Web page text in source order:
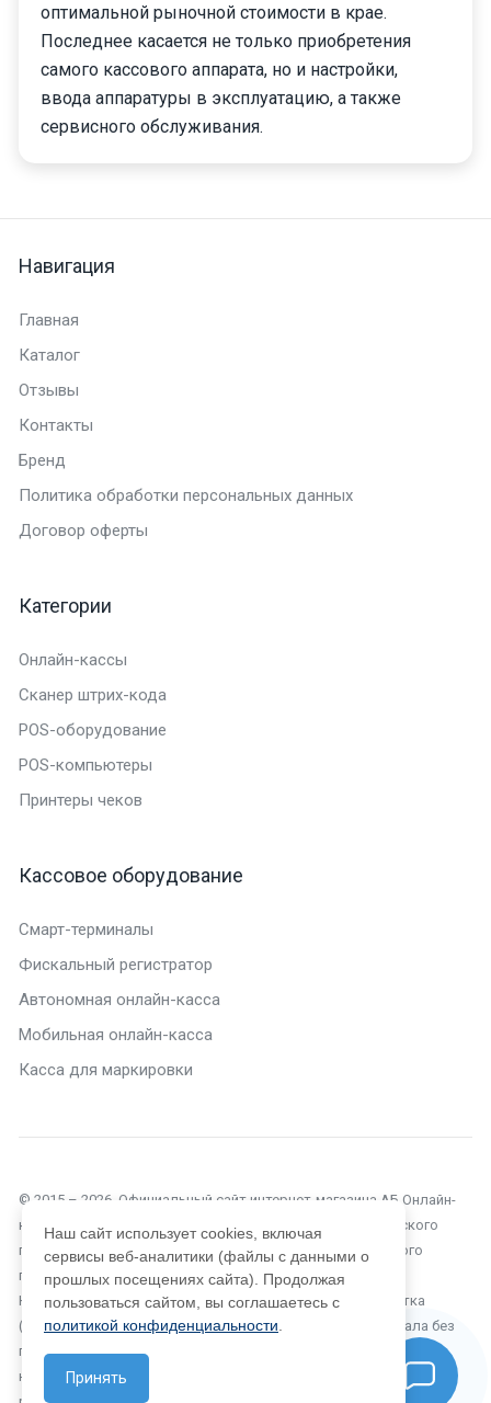
оптимальной рыночной стоимости в крае.
Последнее касается не только приобретения
самого кассового аппарата, но и настройки,
ввода аппаратуры в эксплуатацию, а также
сервисного обслуживания.
Навигация
Главная
Каталог
Отзывы
Контакты
Бренд
Политика обработки персональных данных
Договор оферты
Категории
Онлайн-кассы
Сканер штрих-кода
POS-оборудование
POS-компьютеры
Принтеры чеков
Кассовое оборудование
Смарт-терминалы
Фискальный регистратор
Автономная онлайн-касса
Мобильная онлайн-касса
Касса для маркировки
© 2015 – 2026. Официальный сайт интернет-магазина АБ Онлайн-
касса в Москве. Текущий сайт является объектом авторского
права, исключительные права, на использование которого
принадлежат компании ООО «Автоматизация Бизнеса».
Копирование, размножение, распространение, перепечатка
(целиком или частично), или иное использование материала без
письменного разрешения компании не допускается. Любое
нарушение прав автора будет преследоваться на основе
Наш сайт использует cookies, включая
сервисы веб-аналитики (файлы с данными о
прошлых посещениях сайта). Продолжая
пользоваться сайтом, вы соглашаетесь с
политикой конфиденциальности
Принять